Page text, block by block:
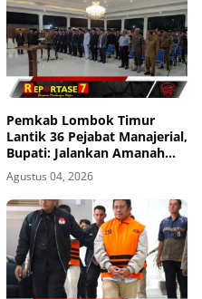
Pemkab Lombok Timur
Lantik 36 Pejabat Manajerial,
Bupati: Jalankan Amanah
dengan Penuh Tanggung
Jawab
Agustus 04, 2026